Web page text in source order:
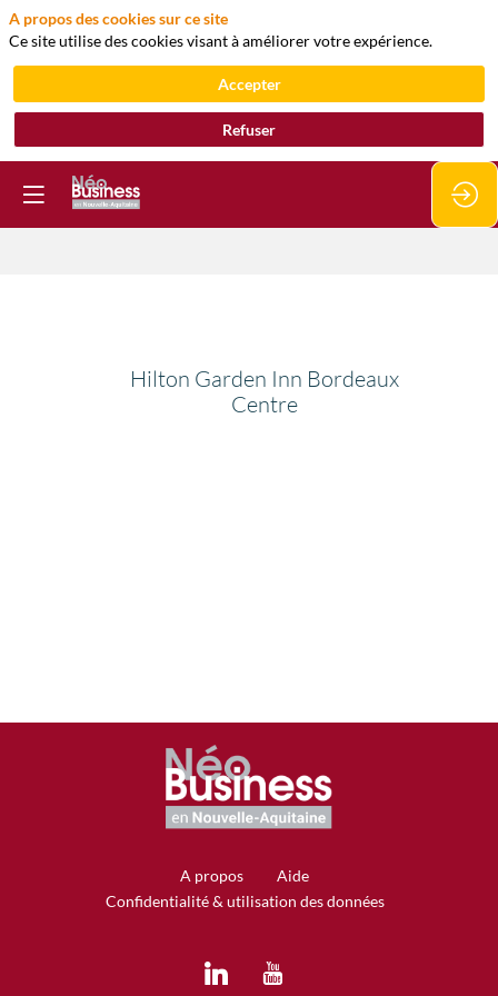
Hilton Garden Inn Bordeaux
Centre
Garden
A propos
Aide
Confidentialité & utilisation des données
A propos des cookies sur ce site
Ce site utilise des cookies visant à améliorer votre expérience.
Accepter
Refuser